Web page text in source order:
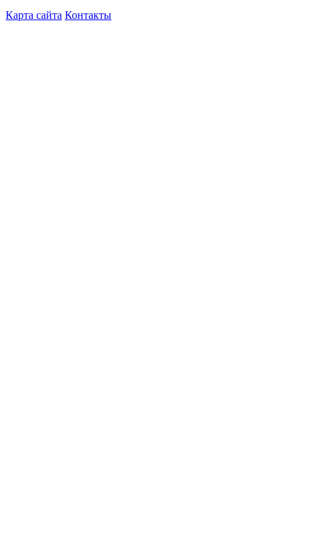
Карта сайта Контакты